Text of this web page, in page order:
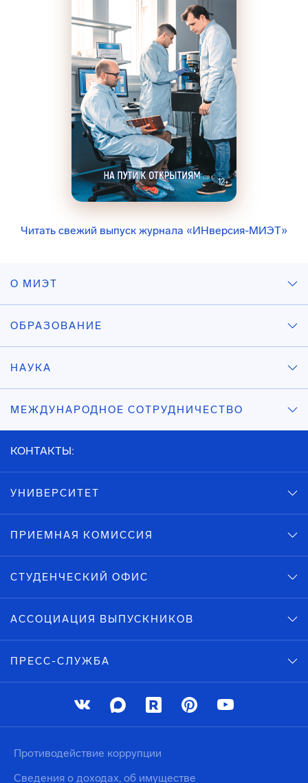
Читать свежий выпуск журнала «ИНверсия-МИЭТ»
О МИЭТ
ОБРАЗОВАНИЕ
НАУКА
МЕЖДУНАРОДНОЕ СОТРУДНИЧЕСТВО
КОНТАКТЫ:
УНИВЕРСИТЕТ
ПРИЕМНАЯ КОМИССИЯ
СТУДЕНЧЕСКИЙ ОФИС
АССОЦИАЦИЯ ВЫПУСКНИКОВ
ПРЕСС-СЛУЖБА
Противодействие коррупции
Сведения о доходах, об имуществе